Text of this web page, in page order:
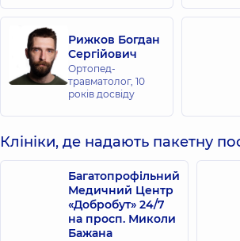
Рижков Богдан
Сергійович
Ортопед-
травматолог, 10
років досвіду
Клініки, де надають пакетну
Багатопрофільний
Медичний Центр
«Добробут» 24/7
на просп. Миколи
Бажана